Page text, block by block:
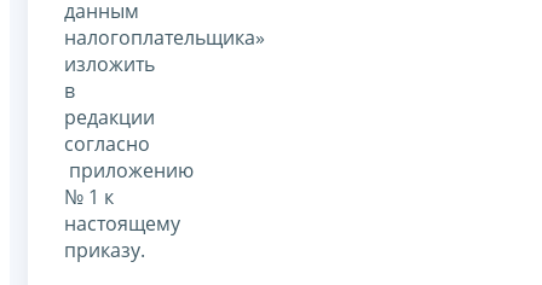
данным
налогоплательщика»
изложить
в
редакции
согласно
приложению
№ 1 к
настоящему
приказу.